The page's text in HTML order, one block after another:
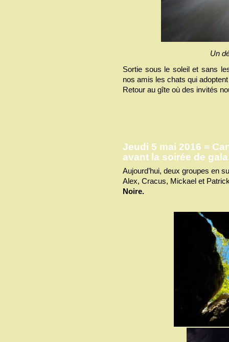
Un
Sortie sous le soleil et sans
nos amis les chats qui
Retour au gîte où des invités
Jeudi 5 mai 2016 =
avant la soirée de
Aujourd’hui, deux groupes en
Alex, Cracus, Mickael et
Noire.